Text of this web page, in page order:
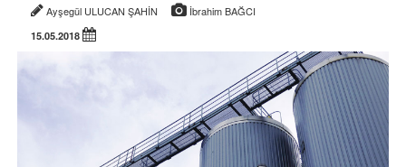
Ayşegül ULUCAN ŞAHİN İbrahim BAĞCI
15.05.2018